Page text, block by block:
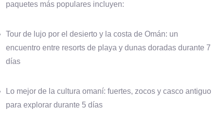
paquetes más populares incluyen:
Tour de lujo por el desierto y la costa de Omán: un
encuentro entre resorts de playa y dunas doradas durante 7
días
Lo mejor de la cultura omaní: fuertes, zocos y casco antiguo
para explorar durante 5 días